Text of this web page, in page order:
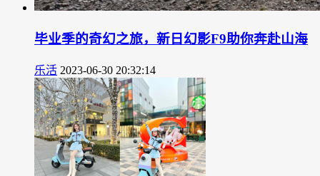
毕业季的奇幻之旅，新日幻影F9助你奔赴山海
乐活 2023-06-30 20:32:14